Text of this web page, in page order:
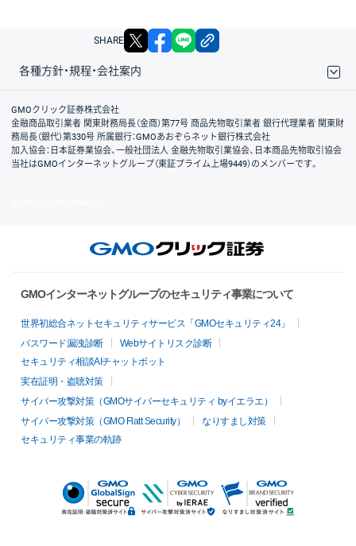
SHARE X facebook
各種方針・規程・会社案内
取引規程・約款
サイトマップ
その他のご案内
個人情報保護方針
最良執行方針
サイトのご利用について
ディスクレイマー
信託保全
リスク説明
会社案内
GMOクリック証券株式会社
金融商品取引業者 関東財務局長（金商）第77号 商品先物取引業者 銀行代理業者 関東財
務局長（銀代）第330号 所属銀行：GMOあおぞらネット銀行株式会社
加入協会：日本証券業協会、一般社団法人 金融先物取引業協会、日本商品先物取引協会
当社はGMOインターネットグループ（東証プライム上場9449）のメンバーです。
GMOインターネットグループのセキュリティ事業について
世界初総合ネットセキュリティサービス「GMOセキュリティ24」
パスワード漏洩診断
Webサイトリスク診断
セキュリティ相談AIチャットボット
実在証明・盗聴対策
サイバー攻撃対策（GMOサイバーセキュリティ byイエラエ）
サイバー攻撃対策（GMO Flatt Security）
なりすまし対策
セキュリティ事業の軌跡